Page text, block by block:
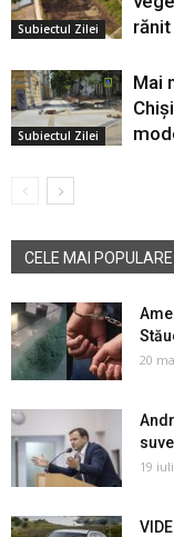
Subiectul Zilei
Subiectul Zilei
Mai
CELE MAI POPULARE
20
19